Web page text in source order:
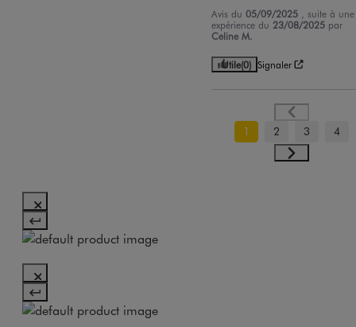
Avis du05/09/2025
, suite à une
expérience du 23/08/2025 par
Celine M.
Utile(0) Signaler
1 2 3 4